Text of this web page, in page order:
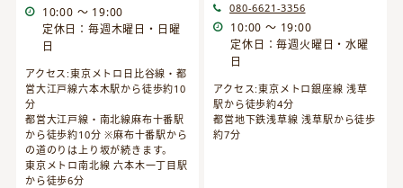
10:00 ～ 19:00
定休日：毎週木曜日・日曜
日
アクセス:東京メトロ日比谷線・都
営大江戸線六本木駅から徒歩約10
分
都営大江戸線・南北線麻布十番駅
から徒歩約10分 ※麻布十番駅から
の道のりは上り坂が続きます。
東京メトロ南北線 六本木一丁目駅
から徒歩6分
080-6621-3356
10:00 ～ 19:00
定休日：毎週火曜日・水曜
日
アクセス:東京メトロ銀座線 浅草
駅から徒歩約4分
都営地下鉄浅草線 浅草駅から徒歩
約7分